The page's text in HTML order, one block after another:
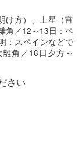
け方）、土星（宵
角／12～13日：ペ
：スペインなどで
角／16日夕方～
さい